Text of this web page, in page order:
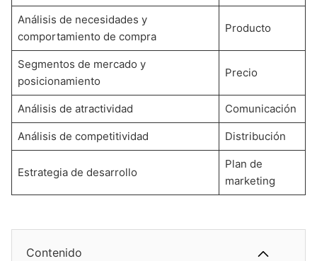
Análisis de necesidades y
comportamiento de compra
Producto
Segmentos de mercado y
posicionamiento
Precio
Análisis de atractividad Comunicación
Análisis de competitividad Distribución
Estrategia de desarrollo
Plan de
marketing
Contenido